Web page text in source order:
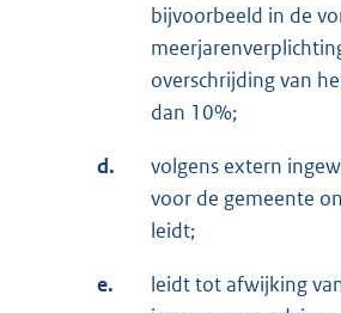
bijvoorbeeld in de
overschrijding van
dan 10%;
d.
volgens extern
voor de gemeente
leidt;
e.
leidt tot afwijking